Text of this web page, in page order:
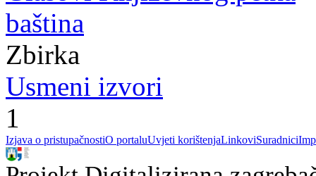
baština
Zbirka
Usmeni izvori
1
Izjava o pristupačnostiO portaluUvjeti korištenjaLinkoviSuradnici